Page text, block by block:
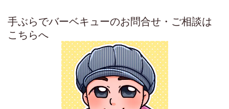
手ぶらでバーベキューのお問合せ・ご相談は
こちらへ